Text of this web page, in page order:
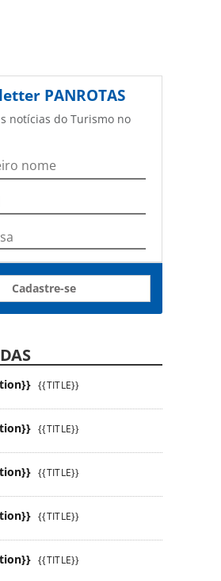
PANROTAS
notícias do Turismo no
Cadastre-se
{{TITLE}}
{{TITLE}}
{{TITLE}}
{{TITLE}}
{{TITLE}}